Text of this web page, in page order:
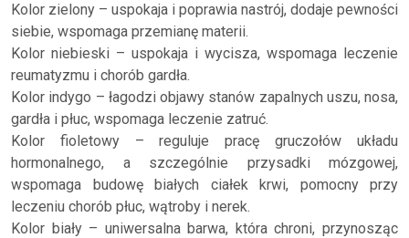
Kolor zielony – uspokaja i poprawia nastrój, dodaje pewności
siebie, wspomaga przemianę materii.
Kolor niebieski – uspokaja i wycisza, wspomaga leczenie
reumatyzmu i chorób gardła.
Kolor indygo – łagodzi objawy stanów zapalnych uszu, nosa,
gardła i płuc, wspomaga leczenie zatruć.
Kolor fioletowy – reguluje pracę gruczołów układu
hormonalnego, a szczególnie przysadki mózgowej,
wspomaga budowę białych ciałek krwi, pomocny przy
leczeniu chorób płuc, wątroby i nerek.
Kolor biały – uniwersalna barwa, która chroni, przynosząc